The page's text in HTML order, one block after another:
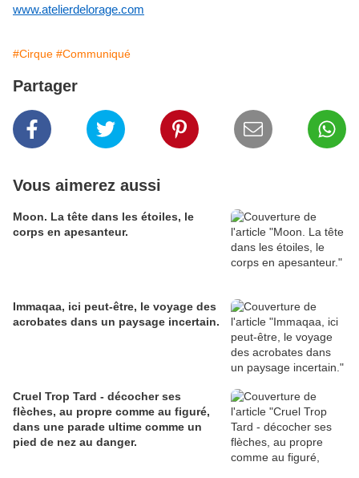
www.atelierdelorage.com
#Cirque #Communiqué
Partager
Vous aimerez aussi
Moon. La tête dans les étoiles, le
corps en apesanteur.
Immaqaa, ici peut-être, le voyage des
acrobates dans un paysage incertain.
Cruel Trop Tard - décocher ses
flèches, au propre comme au figuré,
dans une parade ultime comme un
pied de nez au danger.